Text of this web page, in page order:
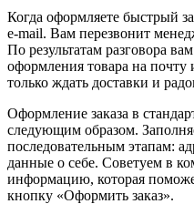
Когда оформляете быстрый
e-mail. Вам перезвонит
По результатам разговора
оформления товара на
только ждать доставки и
Оформление заказа в
следующим образом.
последовательным этапам:
данные о себе. Советуем в
информацию, которая
кнопку «Оформить заказ».